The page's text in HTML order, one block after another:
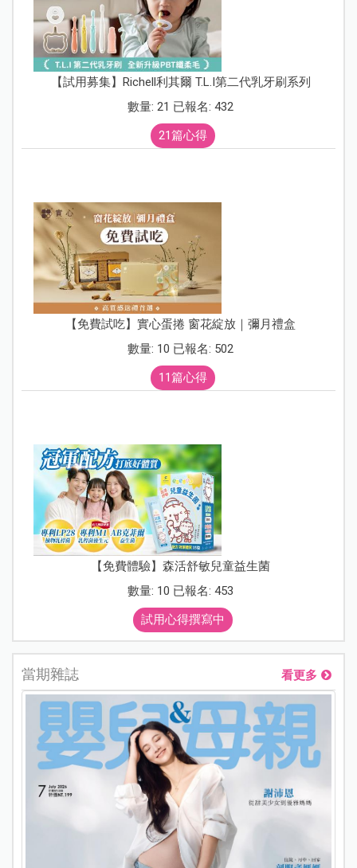
【試用募集】Richell利其爾 T.L.I第二代乳牙刷系列
數量: 21 已報名: 432
21篇心得
【免費試吃】實心蛋捲 窗花綻放｜彌月禮盒
數量: 10 已報名: 502
11篇心得
【免費體驗】森活舒敏兒童益生菌
數量: 10 已報名: 453
試用心得撰寫中
當期雜誌 看更多